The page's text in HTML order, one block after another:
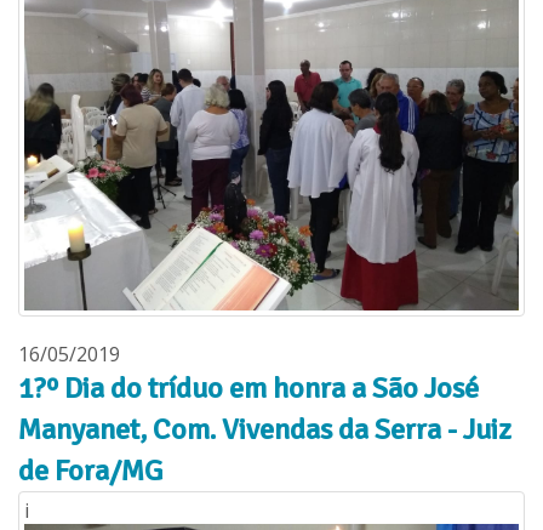
16/05/2019
1?º Dia do tríduo em honra a São José
Manyanet, Com. Vivendas da Serra - Juiz
de Fora/MG
i